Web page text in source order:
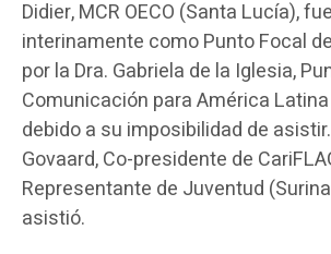
Didier, MCR OECO (Santa Lucía),
interinamente como Punto Focal
por la Dra. Gabriela de la Iglesia,
Comunicación para América
debido a su imposibilidad de
Govaard, Co-presidente de
Representante de Juventud
asistió.